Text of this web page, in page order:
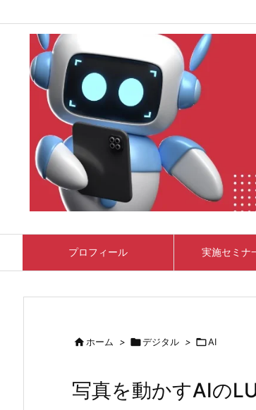
プロフィール 実施セミナ
ホーム > デジタル > AI
写真を動かすAIの